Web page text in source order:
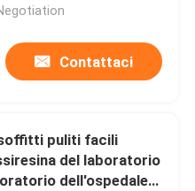
Contattaci
puliti facili
del laboratorio
dell'ospedale